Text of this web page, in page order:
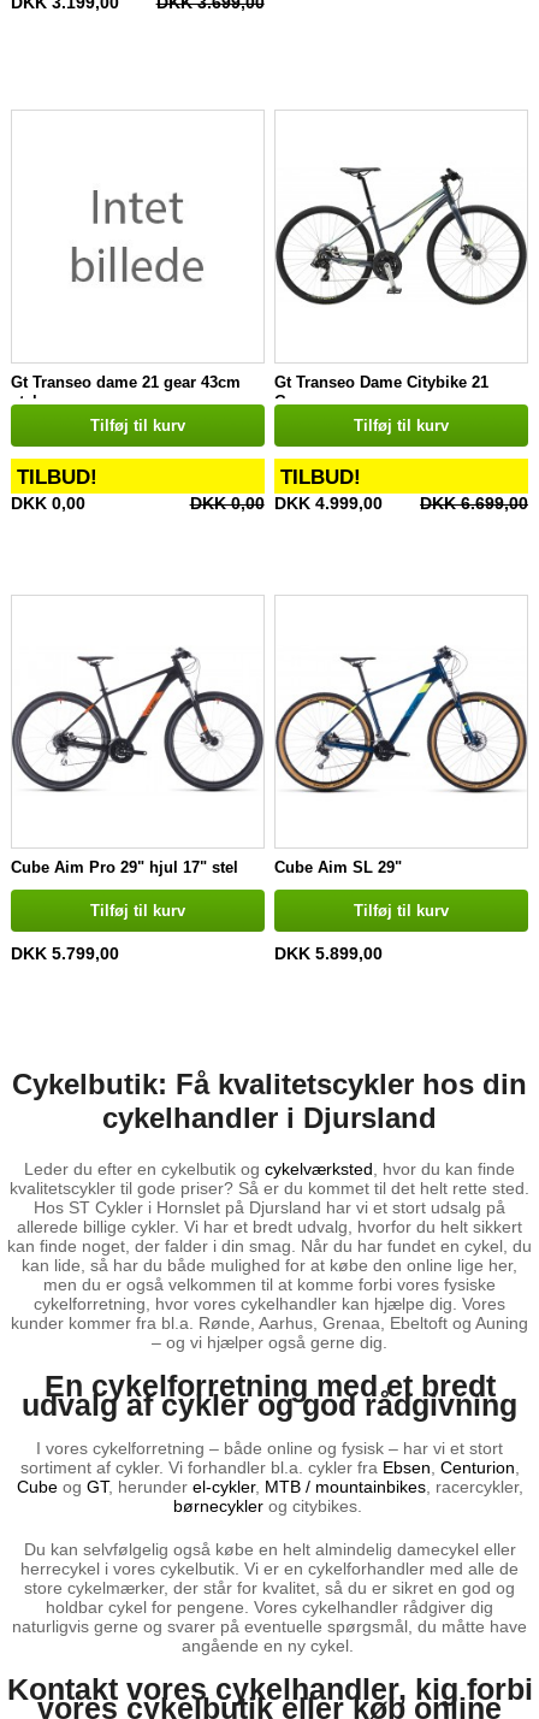
Gt Transeo dame 21 gear 43cm
stel
Tilføj til kurv
TILBUD!
DKK 0,00 DKK 0,00
Gt Transeo Dame Citybike 21
Gear
Tilføj til kurv
TILBUD!
DKK 4.999,00 DKK 6.699,00
Cube Aim Pro 29" hjul 17" stel
Tilføj til kurv
DKK 5.799,00
Cube Aim SL 29"
Tilføj til kurv
DKK 5.899,00
Cykelbutik: Få kvalitetscykler hos din
cykelhandler i Djursland
Leder du efter en cykelbutik og cykelværksted , hvor du kan finde
kvalitetscykler til gode priser? Så er du kommet til det helt rette sted.
Hos ST Cykler i Hornslet på Djursland har vi et stort udsalg på
allerede billige cykler. Vi har et bredt udvalg, hvorfor du helt sikkert
kan finde noget, der falder i din smag. Når du har fundet en cykel, du
kan lide, så har du både mulighed for at købe den online lige her,
men du er også velkommen til at komme forbi vores fysiske
cykelforretning, hvor vores cykelhandler kan hjælpe dig. Vores
kunder kommer fra bl.a. Rønde, Aarhus, Grenaa, Ebeltoft og Auning
– og vi hjælper også gerne dig.
En cykelforretning med et bredt
udvalg af cykler og god rådgivning
I vores cykelforretning – både online og fysisk – har vi et stort
sortiment af cykler. Vi forhandler bl.a. cykler fra Ebsen Centurion
Cubeog GT, herunder el-cykler, MTB / mountainbikes, racercykler,
børnecyklerog citybikes.
Du kan selvfølgelig også købe en helt almindelig damecykel eller
herrecykel i vores cykelbutik. Vi er en cykelforhandler med alle de
store cykelmærker, der står for kvalitet, så du er sikret en god og
holdbar cykel for pengene. Vores cykelhandler rådgiver dig
naturligvis gerne og svarer på eventuelle spørgsmål, du måtte have
angående en ny cykel.
Kontakt vores cykelhandler, kig forbi
vores cykelbutik eller køb online